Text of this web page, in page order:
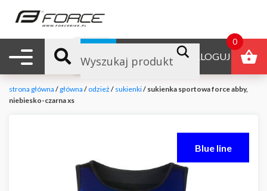
Nawigacja mobilna ZALOGUJ
B2B
strona główna / główna / odzież / sukienki/ sukienka sportowa force abby,
niebiesko-czarna xs
Blue line
0